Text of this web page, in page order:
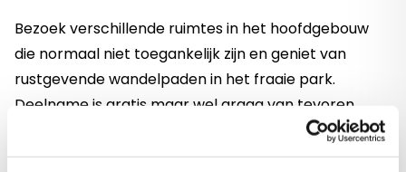
Bezoek verschillende ruimtes in het hoofdgebouw
die normaal niet toegankelijk zijn en geniet van
rustgevende wandelpaden in het fraaie park.
Deelname is gratis maar wel graag van tevoren
evenementen@hvhb.nlDeze link opent in een nieuwe